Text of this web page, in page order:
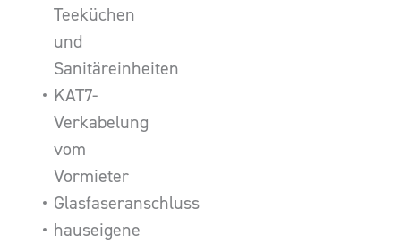
Teeküchen
und
Sanitäreinheiten
KAT7-
Verkabelung
vom
Vormieter
Glasfaseranschluss
hauseigene